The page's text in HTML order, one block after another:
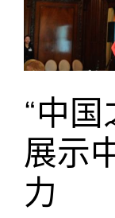
“中
展示
力